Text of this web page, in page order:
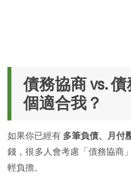
債務協商 vs.
個適合我？
如果你已經有 多筆負債、月付
錢，很多人會考慮「債務協商
輕負擔。